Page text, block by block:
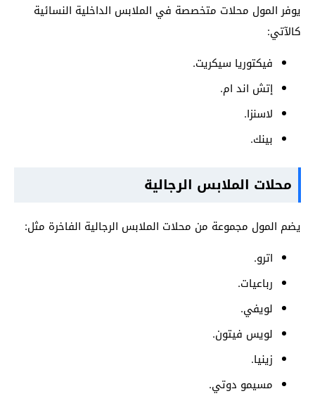
يوفر المول محلات متخصصة في الملابس الداخلية النسائية
كالآتي:
فيكتوريا سيكريت.
إتش اند ام.
لاسنزا.
بينك.
محلات الملابس الرجالية
يضم المول مجموعة من محلات الملابس الرجالية الفاخرة مثل:
اترو.
رباعيات.
لويفي.
لويس فيتون.
زينيا.
مسيمو دوتي.